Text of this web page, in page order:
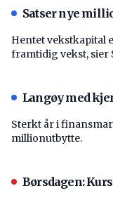
Satser nye
Hentet vekstkapital
framtidig vekst, sier
Langøy med
Sterkt år i
millionutbytte.
Børsdagen: